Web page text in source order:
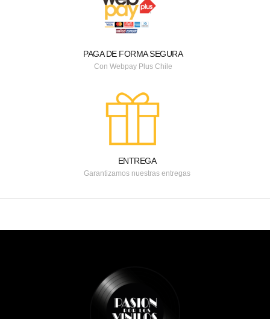
PAGA DE FORMA SEGURA
Con Webpay Plus Chile
ENTREGA
Garantizamos nuestras entregas